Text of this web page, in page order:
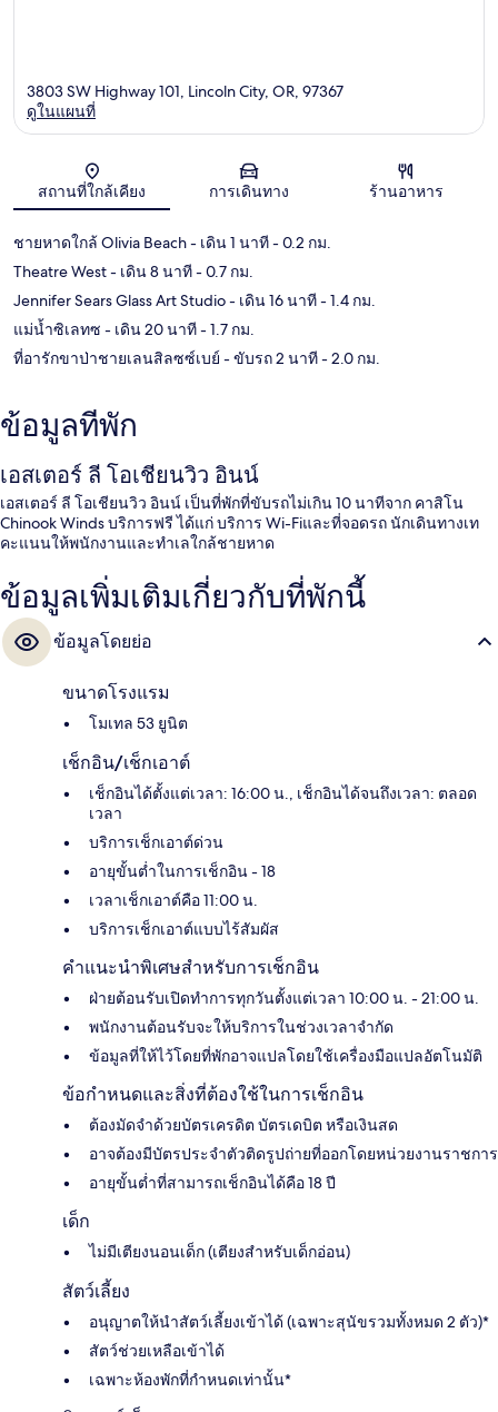
แผนที่
3803 SW Highway 101, Lincoln City, OR, 97367
ดูในแผนที่
สถานที่ใกล้เคียง การเดินทาง ร้านอาหาร
ชายหาดใกล้ Olivia Beach- เดิน 1 นาที- 0.2 กม.
Theatre West- เดิน 8 นาที- 0.7 กม.
Jennifer Sears Glass Art Studio- เดิน 16 นาที- 1.4 กม.
แม่น้ำซิเลทซ - เดิน 20 นาที- 1.7 กม.
ที่อารักขาป่าชายเลนสิลซซ์เบย์ - ขับรถ 2 นาที- 2.0 กม.
ข้อมูลที่พัก
เอสเตอร์ ลี โอเชียนวิว อินน์
เอสเตอร์ ลี โอเชียนวิว อินน์ เป็นที่พักที่ขับรถไม่เกิน 10 นาทีจาก คาสิโน
Chinook Winds บริการฟรี ได้แก่ บริการ Wi-Fiและที่จอดรถ นักเดินทางเท
คะแนนให้พนักงานและทำเลใกล้ชายหาด
ข้อมูลเพิ่มเติมเกี่ยวกับที่พักนี้
ข้อมูลโดยย่อ
ขนาดโรงแรม
โมเทล 53 ยูนิต
เช็กอิน/เช็กเอาต์
เช็กอินได้ตั้งแต่เวลา: 16:00 น., เช็กอินได้จนถึงเวลา: ตลอด
เวลา
บริการเช็กเอาต์ด่วน
อายุขั้นต่ำในการเช็กอิน - 18
เวลาเช็กเอาต์คือ 11:00 น.
บริการเช็กเอาต์แบบไร้สัมผัส
คำแนะนำพิเศษสำหรับการเช็กอิน
ฝ่ายต้อนรับเปิดทำการทุกวันตั้งแต่เวลา 10:00 น. - 21:00 น.
พนักงานต้อนรับจะให้บริการในช่วงเวลาจำกัด
ข้อมูลที่ให้ไว้โดยที่พักอาจแปลโดยใช้เครื่องมือแปลอัตโนมัติ
ข้อกำหนดและสิ่งที่ต้องใช้ในการเช็กอิน
ต้องมัดจำด้วยบัตรเครดิต บัตรเดบิต หรือเงินสด
อาจต้องมีบัตรประจำตัวติดรูปถ่ายที่ออกโดยหน่วยงานราชการ
อายุขั้นต่ำที่สามารถเช็กอินได้คือ 18 ปี
เด็ก
ไม่มีเตียงนอนเด็ก (เตียงสำหรับเด็กอ่อน)
สัตว์เลี้ยง
อนุญาตให้นำสัตว์เลี้ยงเข้าได้ (เฉพาะสุนัขรวมทั้งหมด 2 ตัว)*
สัตว์ช่วยเหลือเข้าได้
เฉพาะห้องพักที่กำหนดเท่านั้น*